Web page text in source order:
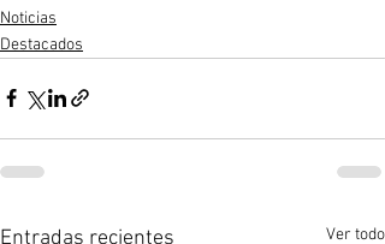
Noticias
Destacados
Entradas recientes Ver todo